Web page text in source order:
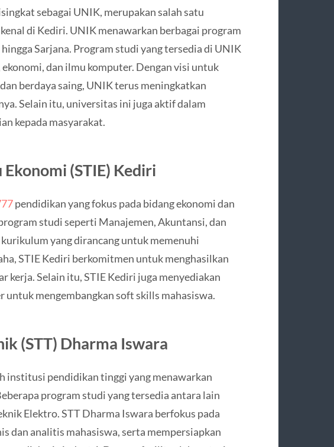
sebagai UNIK, merupakan salah satu
di Kediri. UNIK menawarkan berbagai program
Sarjana. Program studi yang tersedia di UNIK
dan ilmu komputer. Dengan visi untuk
berdaya saing, UNIK terus meningkatkan
Selain itu, universitas ini juga aktif dalam
kepada masyarakat.
(STIE) Kediri
pendidikan yang fokus pada bidang ekonomi dan
studi seperti Manajemen, Akuntansi, dan
yang dirancang untuk memenuhi
STIE Kediri berkomitmen untuk menghasilkan
kerja. Selain itu, STIE Kediri juga menyediakan
mengembangkan soft skills mahasiswa.
(STT) Dharma Iswara
institusi pendidikan tinggi yang menawarkan
program studi yang tersedia antara lain
Elektro. STT Dharma Iswara berfokus pada
dan analitis mahasiswa, serta mempersiapkan